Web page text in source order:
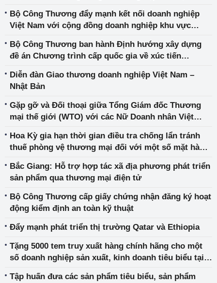
Bộ Công Thương đẩy mạnh kết nối doanh nghiệp
Việt Nam với cộng đồng doanh nghiệp khu vực
Bộ Công Thương ban hành Định hướng xây dựng
đề án Chương trình cấp quốc gia về xúc tiến
Diễn đàn Giao thương doanh nghiệp Việt Nam –
Nhật Bản
Gặp gỡ và Đối thoại giữa Tổng Giám đốc Thương
mại thế giới (WTO) với các Nữ Doanh nhân Việt
Hoa Kỳ gia hạn thời gian điều tra chống lẩn tránh
thuế phòng vệ thương mại đối với một số mặt hàng
Bắc Giang: Hỗ trợ hợp tác xã địa phương phát triển
sản phẩm qua thương mại điện tử
Bộ Công Thương cấp giấy chứng nhận đăng ký hoạt
động kiểm định an toàn kỹ thuật
Đẩy mạnh phát triển thị trường Qatar và Ethiopia
Tặng 5000 tem truy xuất hàng chính hãng cho một
số doanh nghiệp sản xuất, kinh doanh tiêu biểu tại
Tập huấn đưa các sản phẩm tiêu biểu, sản phẩm